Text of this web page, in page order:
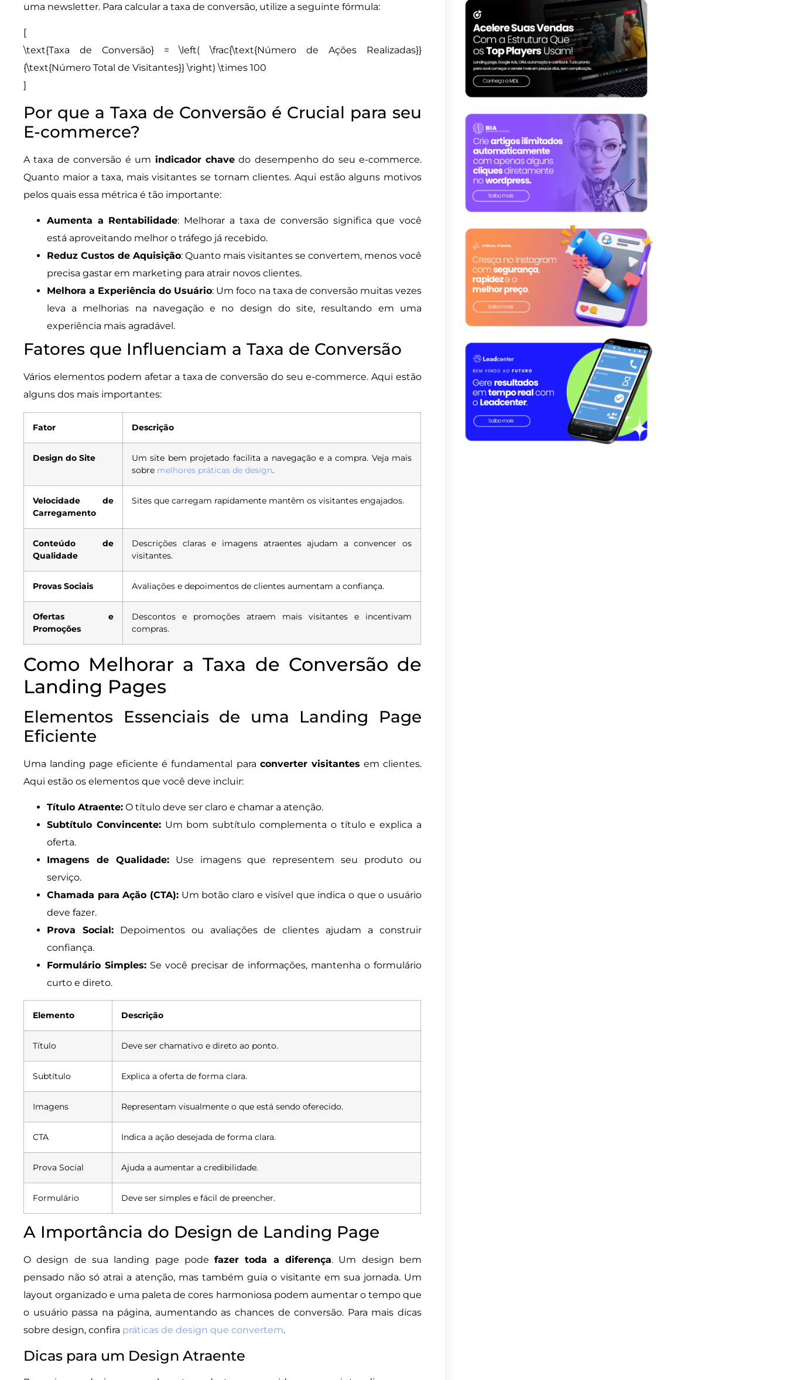
uma newsletter. Para calcular a taxa de conversão, utilize a seguinte fórmula:
[
\text{Taxa de Conversão} = \left( \frac{\text{Número de Ações Realizadas}}
{\text{Número Total de Visitantes}} \right) \times 100
]
Por que a Taxa de Conversão é Crucial para seu
E-commerce?
A taxa de conversão é um indicador chavedo desempenho do seu e-commerce.
Quanto maior a taxa, mais visitantes se tornam clientes. Aqui estão alguns motivos
pelos quais essa métrica é tão importante:
Aumenta a Rentabilidade: Melhorar a taxa de conversão significa que você
está aproveitando melhor o tráfego já recebido.
Reduz Custos de Aquisição: Quanto mais visitantes se convertem, menos você
precisa gastar em marketing para atrair novos clientes.
Melhora a Experiência do Usuário: Um foco na taxa de conversão muitas vezes
leva a melhorias na navegação e no design do site, resultando em uma
experiência mais agradável.
Fatores que Influenciam a Taxa de Conversão
Vários elementos podem afetar a taxa de conversão do seu e-commerce. Aqui estão
alguns dos mais importantes:
Fator Descrição
Design do Site
Um site bem projetado facilita a navegação e a compra. Veja mais
sobre melhores práticas de design.
Velocidade de
Carregamento
Sites que carregam rapidamente mantêm os visitantes engajados.
Conteúdo de
Qualidade
Descrições claras e imagens atraentes ajudam a convencer os
visitantes.
Provas Sociais Avaliações e depoimentos de clientes aumentam a confiança.
Ofertas e
Promoções
Descontos e promoções atraem mais visitantes e incentivam
compras.
Como Melhorar a Taxa de Conversão de
Landing Pages
Elementos Essenciais de uma Landing Page
Eficiente
Uma landing page eficiente é fundamental para converter visitantes em clientes.
Aqui estão os elementos que você deve incluir:
Título Atraente: O título deve ser claro e chamar a atenção.
Subtítulo Convincente:Um bom subtítulo complementa o título e explica a
oferta.
Imagens de Qualidade:Use imagens que representem seu produto ou
serviço.
Chamada para Ação (CTA):Um botão claro e visível que indica o que o usuário
deve fazer.
Prova Social:Depoimentos ou avaliações de clientes ajudam a construir
confiança.
Formulário Simples: Se você precisar de informações, mantenha o formulário
curto e direto.
Elemento Descrição
Título Deve ser chamativo e direto ao ponto.
Subtítulo Explica a oferta de forma clara.
Imagens Representam visualmente o que está sendo oferecido.
CTA Indica a ação desejada de forma clara.
Prova Social Ajuda a aumentar a credibilidade.
Formulário Deve ser simples e fácil de preencher.
A Importância do Design de Landing Page
O design de sua landing page podefazer toda a diferença. Um design bem
pensado não só atrai a atenção, mas também guia o visitante em sua jornada. Um
layout organizado e uma paleta de cores harmoniosa podem aumentar o tempo que
o usuário passa na página, aumentando as chances de conversão. Para mais dicas
sobre design, confira práticas de design que convertem.
Dicas para um Design Atraente